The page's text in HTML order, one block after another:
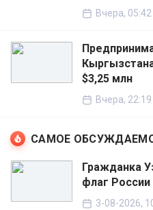
Вчера, 05:42
$3,25 млн
Вчера, 22:19
САМОЕ
Гражданка
флаг России
3-08-2026,